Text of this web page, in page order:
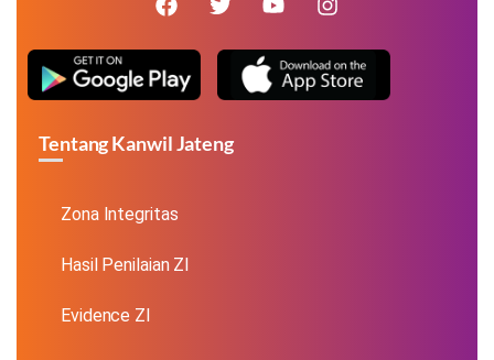
Tentang Kanwil Jateng
Zona Integritas
Hasil Penilaian ZI
Evidence ZI